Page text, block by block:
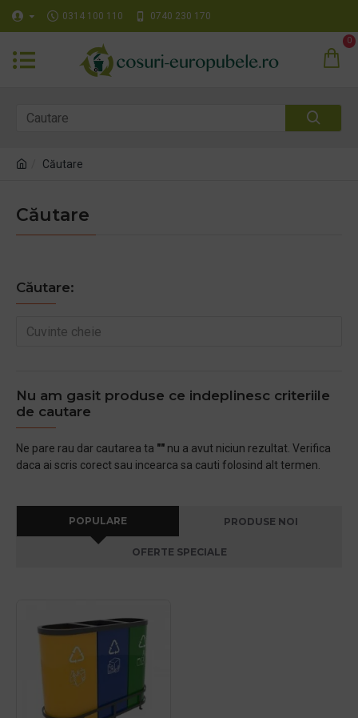
0314 100 110 0740 230 170
0
Căutare
Căutare
Căutare:
Nu am gasit produse ce indeplinesc criteriile
de cautare
Ne pare rau dar cautarea ta "" nu a avut niciun rezultat. Verifica
daca ai scris corect sau incearca sa cauti folosind alt termen.
POPULARE PRODUSE NOI
OFERTE SPECIALE